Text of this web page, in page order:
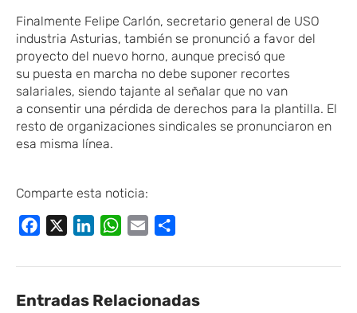
Finalmente Felipe Carlón, secretario ​general de USO
industria Asturias, ​también se pronunció a favor del
proyecto del nuevo horno, aunque precisó que
su puesta en marcha no debe suponer recortes
salariales​, ​ siendo tajante al señalar que no ​ van
a consentir ​una pérdida de derechos para la plantilla. ​ El
resto de organizaciones sindicales se pronunciaron en
esa misma línea.
Comparte esta noticia:
Facebook LinkedInWhatsApp
Email
Entradas Relacionadas